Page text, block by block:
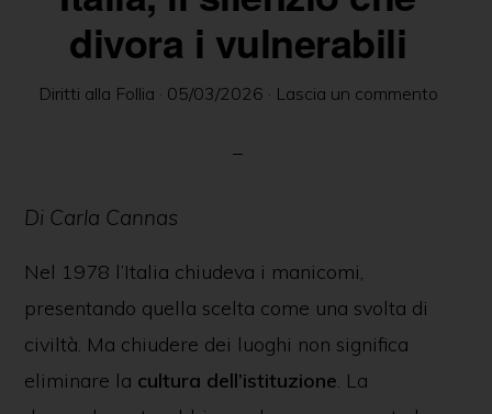
delle
persone
giuridico.
divora i vulnerabili
Diritti alla Follia · 05/03/2026 · Lascia un commento
Di Carla Cannas
Nel 1978 l’Italia chiudeva i manicomi,
presentando quella scelta come una svolta di
civiltà. Ma chiudere dei luoghi non significa
eliminare la cultura dell’istituzione. La